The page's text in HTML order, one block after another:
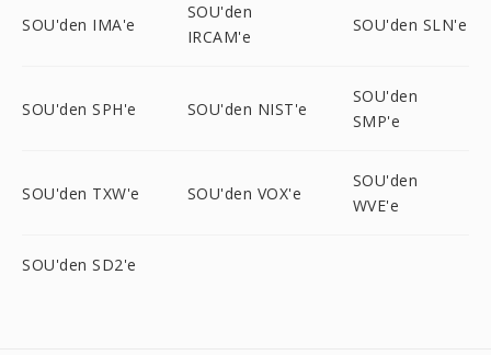
SOU'den IMA'e
SOU'den
IRCAM'e
SOU'den SLN'e
SOU'den SPH'e SOU'den NIST'e
SOU'den
SMP'e
SOU'den TXW'e SOU'den VOX'e
SOU'den
WVE'e
SOU'den SD2'e